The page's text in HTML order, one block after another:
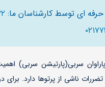
ای توسط کارشناسان ما:
پاراوان سربی(پارتیشن‌ سربی)
ناشی از پرتوها دارد. برای